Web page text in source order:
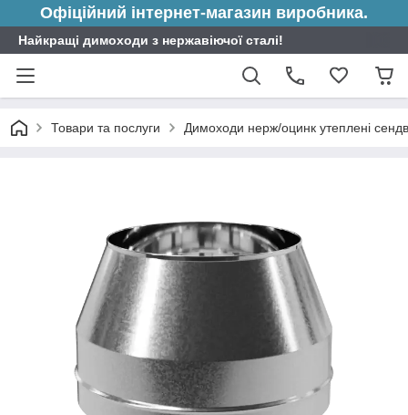
Офіційний інтернет-магазин виробника.
Найкращі димоходи з нержавіючої сталі!
Товари та послуги Димоходи нерж/оцинк утеплені